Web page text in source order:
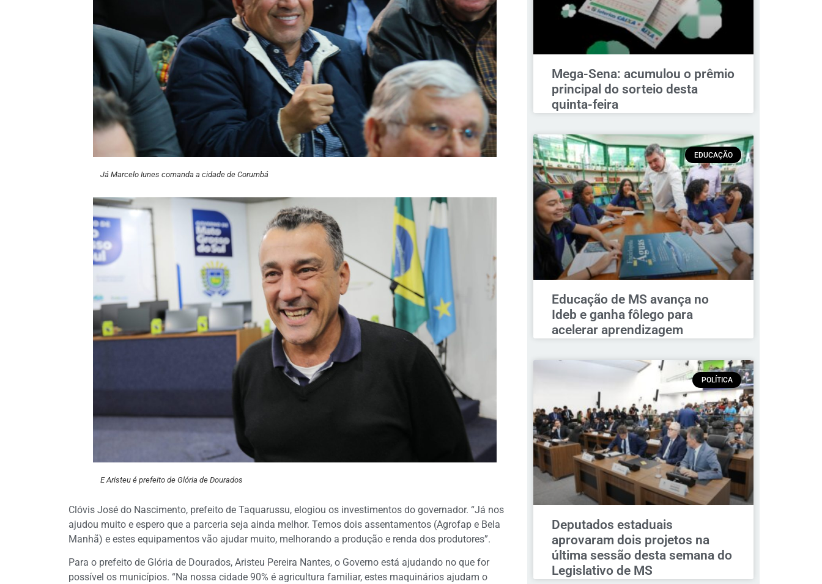
Já Marcelo Iunes comanda a cidade de Corumbá
E Aristeu é prefeito de Glória de Dourados
Clóvis José do Nascimento, prefeito de Taquarussu, elogiou os investimentos do governador. “Já nos
ajudou muito e espero que a parceria seja ainda melhor. Temos dois assentamentos (Agrofap e Bela
Manhã) e estes equipamentos vão ajudar muito, melhorando a produção e renda dos produtores”.
Para o prefeito de Glória de Dourados, Aristeu Pereira Nantes, o Governo está ajudando no que for
possível os municípios. “Na nossa cidade 90% é agricultura familiar, estes maquinários ajudam o
Mega-Sena: acumulou o prêmio
principal do sorteio desta
quinta-feira
EDUCAÇÃO
Educação de MS avança no
Ideb e ganha fôlego para
acelerar aprendizagem
POLÍTICA
Deputados estaduais
aprovaram dois projetos na
última sessão desta semana do
Legislativo de MS